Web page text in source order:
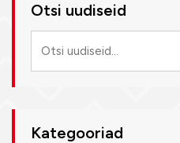
Otsi uudiseid
uudiseid
Kategooriad